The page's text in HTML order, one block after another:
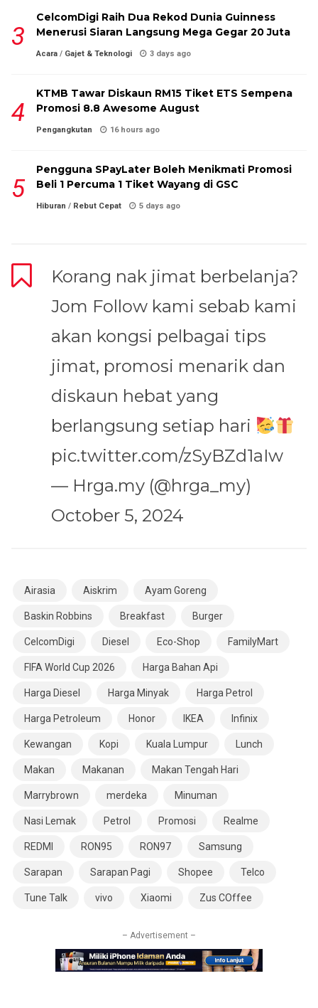
CelcomDigi Raih Dua Rekod Dunia Guinness
Menerusi Siaran Langsung Mega Gegar 20 Juta
Acara / Gajet & Teknologi 3 days ago
KTMB Tawar Diskaun RM15 Tiket ETS Sempena
Promosi 8.8 Awesome August
Pengangkutan 16 hours ago
Pengguna SPayLater Boleh Menikmati Promosi
Beli 1 Percuma 1 Tiket Wayang di GSC
Hiburan / Rebut Cepat 5 days ago
Korang nak jimat berbelanja?
Jom Follow kami sebab kami
akan kongsi pelbagai tips
jimat, promosi menarik dan
diskaun hebat yang
berlangsung setiap hari
pic.twitter.com/zSyBZd1aIw
— Hrga.my (@hrga_my)
October 5, 2024
Airasia Aiskrim Ayam Goreng
Baskin Robbins Breakfast Burger
CelcomDigi Diesel Eco-Shop FamilyMart
FIFA World Cup 2026 Harga Bahan Api
Harga Diesel Harga Minyak Harga Petrol
Harga Petroleum Honor IKEA Infinix
Kewangan Kopi Kuala Lumpur Lunch
Makan Makanan Makan Tengah Hari
Marrybrown merdeka Minuman
Nasi Lemak Petrol Promosi Realme
REDMI RON95 RON97 Samsung
Sarapan Sarapan Pagi Shopee Telco
Tune Talk vivo Xiaomi Zus COffee
– Advertisement –